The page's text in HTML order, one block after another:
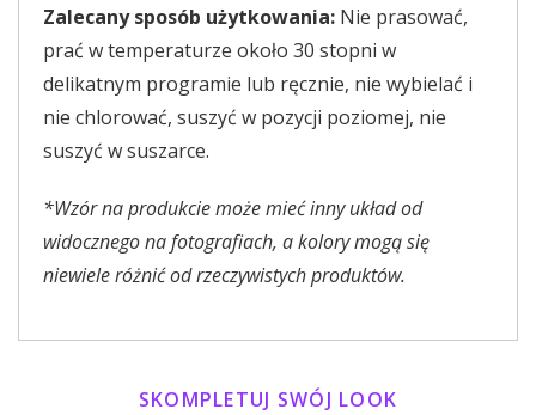
Zalecany sposób użytkowania: Nie prasować,
prać w temperaturze około 30 stopni w
delikatnym programie lub ręcznie, nie wybielać i
nie chlorować, suszyć w pozycji poziomej, nie
suszyć w suszarce.
*Wzór na produkcie może mieć inny układ od
widocznego na fotografiach, a kolory mogą się
niewiele różnić od rzeczywistych produktów.
SKOMPLETUJ SWÓJ LOOK